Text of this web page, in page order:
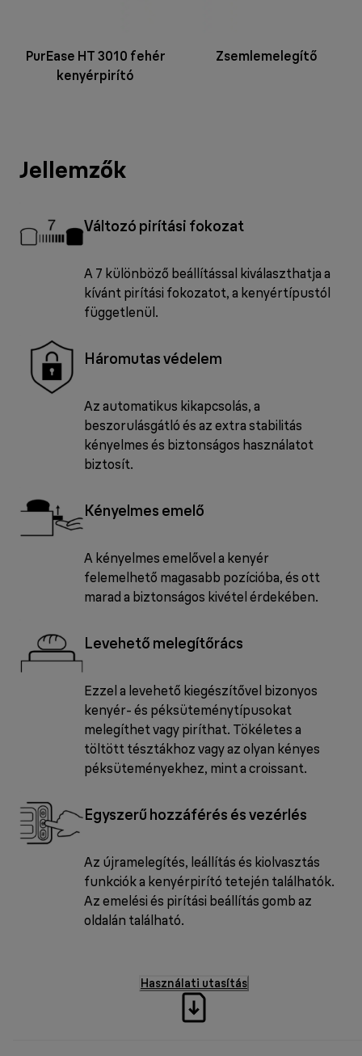
PurEase HT 3010 fehér
kenyérpirító
Zsemlemelegítő
Jellemzők
Változó pirítási fokozat
A 7 különböző beállítással kiválaszthatja a
kívánt pirítási fokozatot, a kenyértípustól
függetlenül.
Háromutas védelem
Az automatikus kikapcsolás, a
beszorulásgátló és az extra stabilitás
kényelmes és biztonságos használatot
biztosít.
Kényelmes emelő
A kényelmes emelővel a kenyér
felemelhető magasabb pozícióba, és ott
marad a biztonságos kivétel érdekében.
Levehető melegítőrács
Ezzel a levehető kiegészítővel bizonyos
kenyér- és péksüteménytípusokat
melegíthet vagy piríthat. Tökéletes a
töltött tésztákhoz vagy az olyan kényes
péksüteményekhez, mint a croissant.
Egyszerű hozzáférés és vezérlés
Az újramelegítés, leállítás és kiolvasztás
funkciók a kenyérpirító tetején találhatók.
Az emelési és pirítási beállítás gomb az
oldalán található.
Használati utasítás